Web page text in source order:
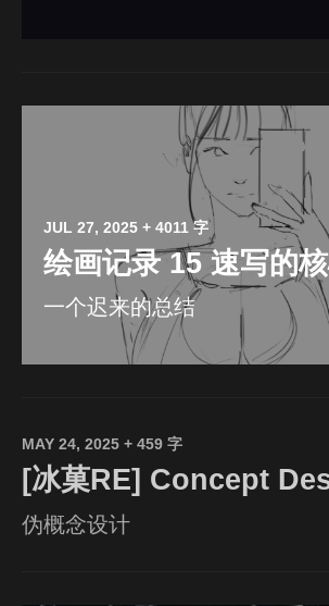
JUL 27, 2025 + 4011 字
绘画记录 15 速写的
一个迟来的总结
MAY 24, 2025 + 459 字
[冰菓RE] Concept
伪概念设计